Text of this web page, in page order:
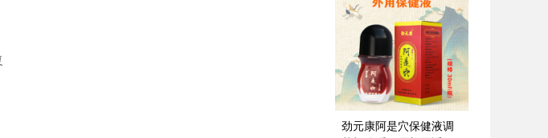
劲元康阿是穴保健液调